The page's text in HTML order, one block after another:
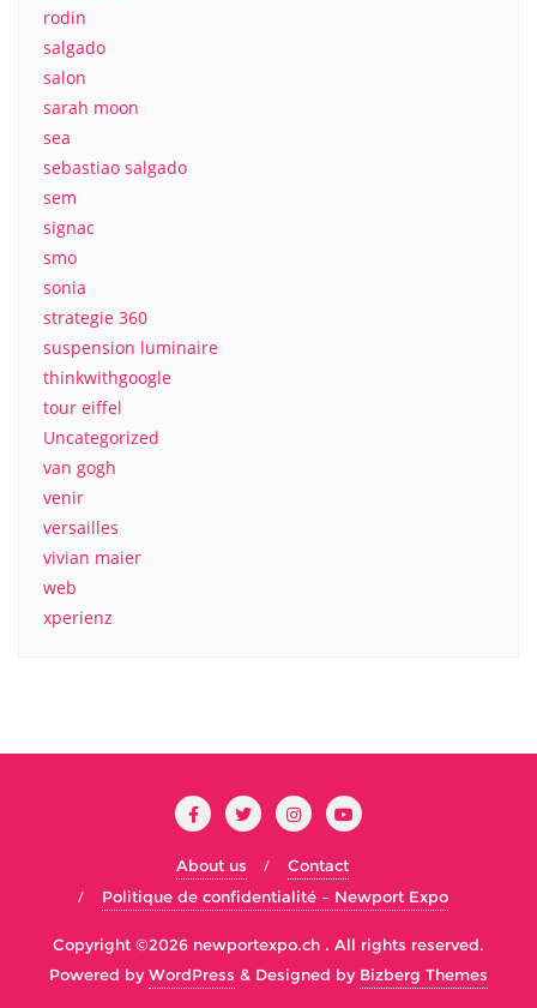
rodin
salgado
salon
sarah moon
sea
sebastiao salgado
sem
signac
smo
sonia
strategie 360
suspension luminaire
thinkwithgoogle
tour eiffel
Uncategorized
van gogh
venir
versailles
vivian maier
web
xperienz
About us
Contact
Politique de confidentialité – Newport Expo
Copyright ©2026 newportexpo.ch . All rights reserved.
Powered byWordPress & Designed by Bizberg Themes